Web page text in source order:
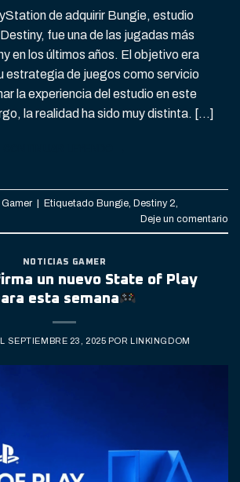
de adquirir Bungie, estudio
fue una de las jugadas más
en los últimos años. El objetivo era
estrategia de juegos como servicio
la experiencia del estudio en este
la realidad ha sido muy distinta. […]
| Etiquetado Bungie Destiny 2
Deje un comentario
NOTICIAS GAMER
un nuevo State of Play
esta semana
SEPTIEMBRE 23, 2025 POR LINKINGDOM